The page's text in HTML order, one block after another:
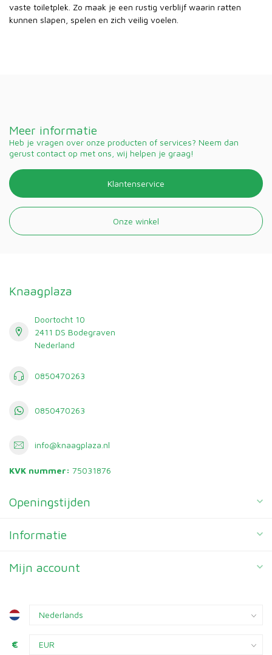
vaste toiletplek. Zo maak je een rustig verblijf waarin ratten
kunnen slapen, spelen en zich veilig voelen.
Meer informatie
Heb je vragen over onze producten of services? Neem dan
gerust contact op met ons, wij helpen je graag!
Klantenservice
Onze winkel
Knaagplaza
Doortocht 10
2411 DS Bodegraven
Nederland
0850470263
0850470263
info@knaagplaza.nl
KVK nummer: 75031876
Openingstijden
Informatie
Mijn account
€